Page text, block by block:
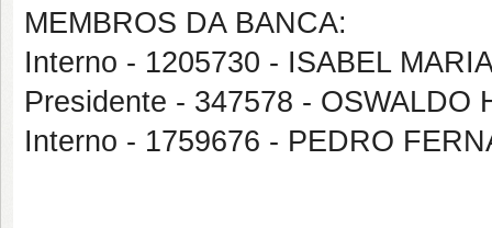
MEMBROS DA BANCA:
Interno - 1205730 - ISABEL
Presidente - 347578 - OSWALDO
Interno - 1759676 - PEDRO